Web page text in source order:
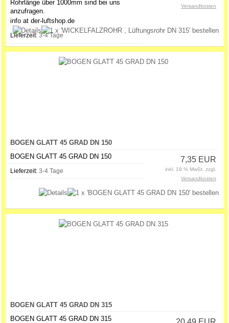
Rohrlänge über 1000mm sind bei uns
anzufragen.
info at der-luftshop.de
Lieferzeit: 3-4 Tage
Versandkosten
BOGEN GLATT 45 GRAD DN 150
BOGEN GLATT 45 GRAD DN 150
Lieferzeit: 3-4 Tage
7,35 EUR
inkl. 19 % MwSt. zzgl.
Versandkosten
BOGEN GLATT 45 GRAD DN 315
BOGEN GLATT 45 GRAD DN 315